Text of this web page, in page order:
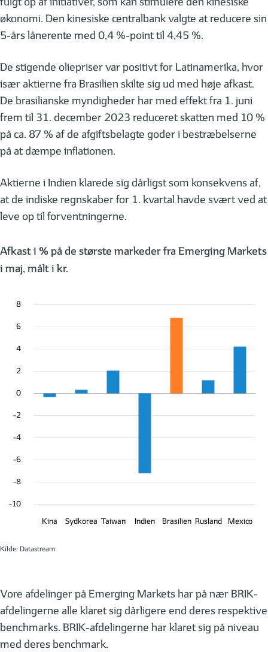
økonomi. Den kinesiske centralbank valgte at reducere sin
5-års lånerente med 0,4 %-point til 4,45 %.
De stigende oliepriser var positivt for Latinamerika, hvor
især aktierne fra Brasilien skilte sig ud med høje afkast.
De brasilianske myndigheder har med effekt fra 1. juni
frem til 31. december 2023 reduceret skatten med 10 %
på ca. 87 % af de afgiftsbelagte goder i bestræbelserne
på at dæmpe inflationen.
Aktierne i Indien klarede sig dårligst som konsekvens af,
at de indiske regnskaber for 1. kvartal havde svært ved at
leve op til forventningerne.
Afkast i % på de største markeder fra Emerging Markets
i maj, målt i kr.
Kina Sydkorea Taiwan Indien Brasilien Rusland Mexico
-10
-8
-6
-4
-2
0
2
4
6
8
Kilde: Datastream
Vore afdelinger på Emerging Markets har på nær BRIK-
afdelingerne alle klaret sig dårligere end deres respektive
benchmarks. BRIK-afdelingerne har klaret sig på niveau
med deres benchmark.